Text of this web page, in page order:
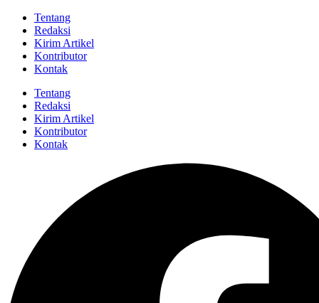
Tentang
Redaksi
Kirim Artikel
Kontributor
Kontak
Tentang
Redaksi
Kirim Artikel
Kontributor
Kontak